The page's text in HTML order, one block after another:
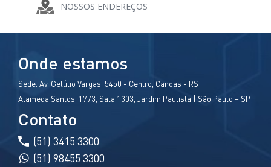
NOSSOS ENDEREÇOS
Onde estamos
Sede: Av. Getúlio Vargas, 5450 - Centro, Canoas - RS
Alameda Santos, 1773, Sala 1303, Jardim Paulista | São Paulo – SP
Contato
(51) 3415 3300
(51) 98455 3300